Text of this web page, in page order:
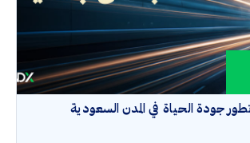
جودة الحياة في المدن السعودية